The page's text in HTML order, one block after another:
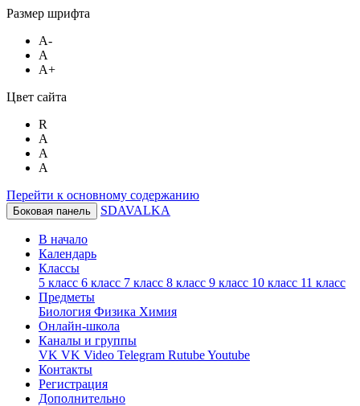
Размер шрифта
A-
A
A+
Цвет сайта
R
A
A
A
Перейти к основному содержанию
Боковая панель SDAVALKA
В начало
Календарь
Классы
5 класс 6 класс 7 класс 8 класс 9 класс 10 класс 11 класс
Предметы
Биология Физика Химия
Онлайн-школа
Каналы и группы
VK VK Video Telegram RutubeYoutube
Контакты
Регистрация
Дополнительно